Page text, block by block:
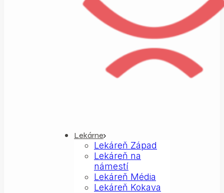
Lekárne
Lekáreň Západ
Lekáreň na
námestí
Lekáreň Média
Lekáreň Kokava